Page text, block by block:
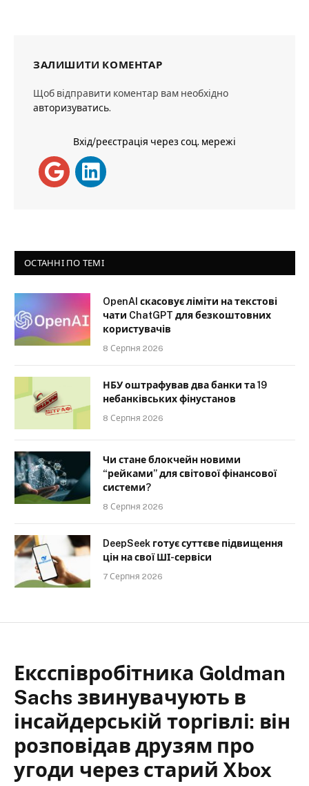
ЗАЛИШИТИ КОМЕНТАР
Щоб відправити коментар вам необхідно
авторизуватись.
Вхід/реєстрація через соц. мережі
ОСТАННІ ПО ТЕМІ
OpenAI скасовує ліміти на текстові
чати ChatGPT для безкоштовних
користувачів
8 Серпня 2026
НБУ оштрафував два банки та 19
небанківських фінустанов
8 Серпня 2026
Чи стане блокчейн новими
“рейками” для світової фінансової
системи?
8 Серпня 2026
DeepSeek готує суттєве підвищення
цін на свої ШІ-сервіси
7 Серпня 2026
Ексспівробітника Goldman
Sachs звинувачують в
інсайдерській торгівлі: він
розповідав друзям про
угоди через старий Xbox